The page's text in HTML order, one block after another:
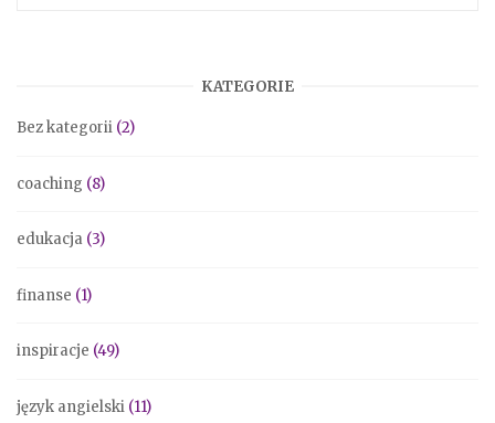
KATEGORIE
Bez kategorii (2)
coaching (8)
edukacja (3)
finanse (1)
inspiracje (49)
język angielski (11)